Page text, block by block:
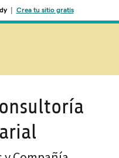
| Crea tu sitio gratis